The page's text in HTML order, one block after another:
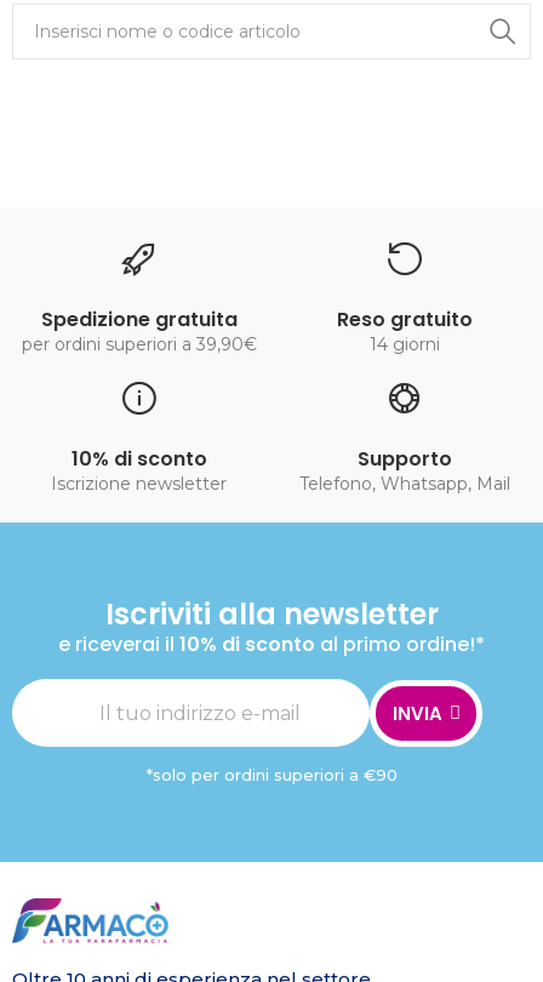
Spedizione gratuita
per ordini superiori a 39,90€
Reso gratuito
14 giorni
10% di sconto
Iscrizione newsletter
Supporto
Telefono, Whatsapp, Mail
Iscriviti alla newsletter
e riceverai il 10% di sconto al primo ordine!*
INVIA
*solo per ordini superiori a €90